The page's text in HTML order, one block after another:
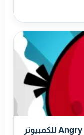
تحميل لعبة الطيور الغاضبة Angry Birds للكمبيوتر